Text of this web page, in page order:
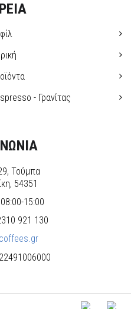
- Γρανίτας
Τούμπα
54351
15:00
921 130